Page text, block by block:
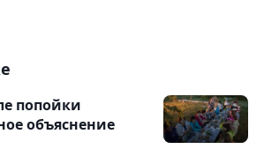
попойки
объяснение